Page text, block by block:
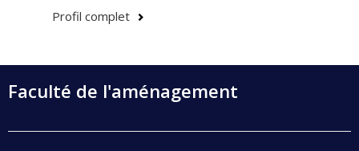
Profil complet
Faculté de l'aménagement